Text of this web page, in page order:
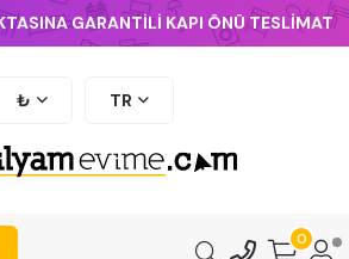
GARANTİLİ KAPI ÖNÜ TESLİMAT
₺ TR
0